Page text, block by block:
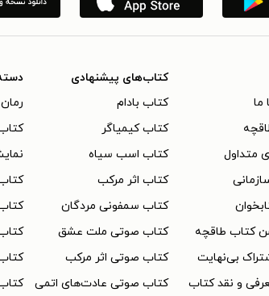
ما
متداول
کتاب طاقچه
بی‌نهایت
و نقد کتاب
کتاب‌های پیشنهادی
کتاب بادام
کتاب کیمیاگر
کتاب اسب سیاه
کتاب اثر مرکب
کتاب سمفونی مردگان
کتاب صوتی ملت عشق
کتاب صوتی اثر مرکب
کتاب صوتی عادت‌های اتمی